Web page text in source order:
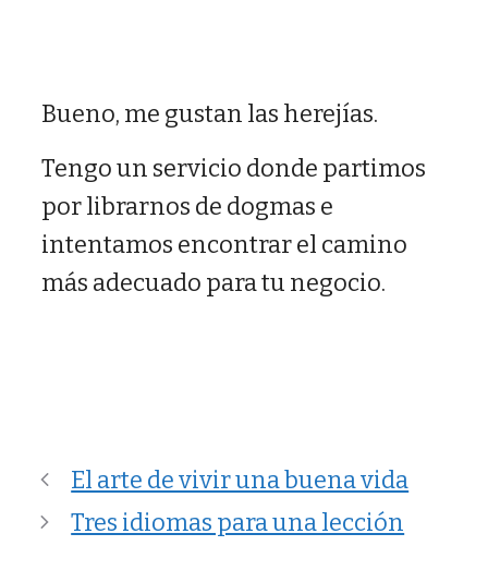
Bueno, me gustan las herejías.
Tengo un servicio donde partimos
por librarnos de dogmas e
intentamos encontrar el camino
más adecuado para tu negocio.
El arte de vivir una buena vida
Tres idiomas para una lección